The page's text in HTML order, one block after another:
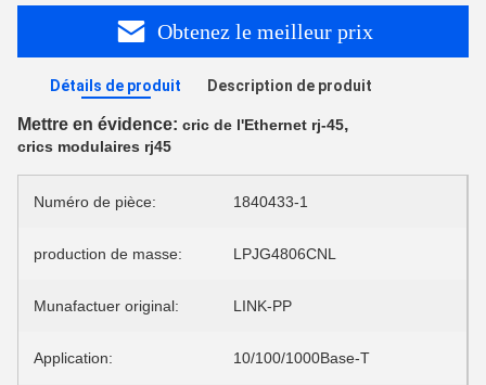
Obtenez le meilleur prix
Détails de produit Description de produit
Mettre en évidence: cric de l'Ethernet rj-45,
crics modulaires rj45
Numéro de pièce: 1840433-1
production de masse: LPJG4806CNL
Munafactuer original: LINK-PP
Application: 10/100/1000Base-T